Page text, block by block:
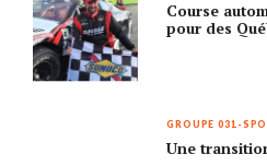
Course
pour des
GROUPE 031-
Une